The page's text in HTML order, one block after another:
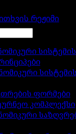
რეჟიმი
ფორმები
კომპლექსი